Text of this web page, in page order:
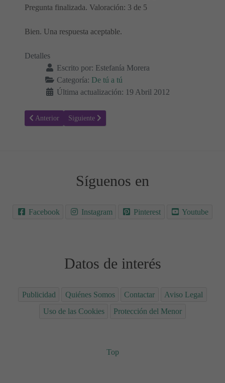
Pregunta finalizada. Valoración: 3 de 5
Bien. Una respuesta aceptable.
Detalles
Escrito por: Estefanía Morera
Categoría: De tú a tú
Última actualización: 19 Abril 2012
Artículo anterior: ¿Cómo le controlo? - De tú a tú
Anterior Artículo siguiente: Grabé cd audio pero hace saltos en
Siguiente
Síguenos en
Facebook Instagram Pinterest Youtube
Datos de interés
Publicidad Quiénes Somos Contactar
Aviso Legal
Uso de las Cookies
Protección del Menor
Top